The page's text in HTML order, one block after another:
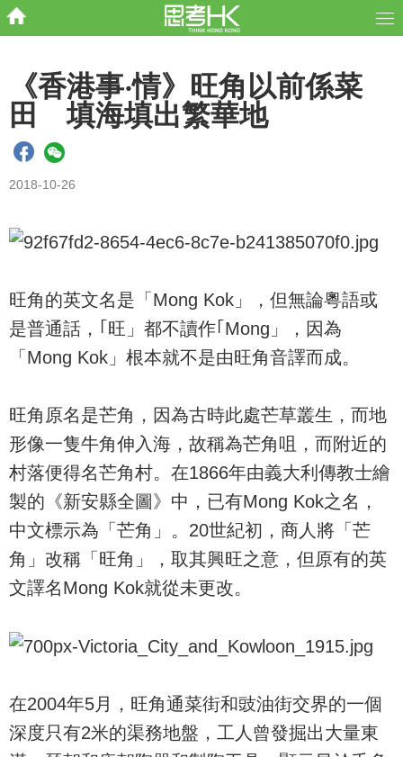
《香港事‧情》旺角以前係菜
田 填海填出繁華地
2018-10-26
旺角的英文名是「Mong Kok」，但無論粵語或
是普通話，｢旺」都不讀作｢Mong」，因為
「Mong Kok」根本就不是由旺角音譯而成。
旺角原名是芒角，因為古時此處芒草叢生，而地
形像一隻牛角伸入海，故稱為芒角咀，而附近的
村落便得名芒角村。在1866年由義大利傳教士繪
製的《新安縣全圖》中，已有Mong Kok之名，
中文標示為「芒角」。20世紀初，商人將「芒
角」改稱「旺角」，取其興旺之意，但原有的英
文譯名Mong Kok就從未更改。
在2004年5月，旺角通菜街和豉油街交界的一個
深度只有2米的渠務地盤，工人曾發掘出大量東